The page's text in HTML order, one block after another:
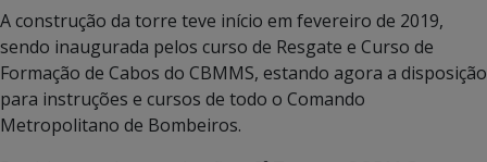
A construção da torre teve início em fevereiro de 2019,
sendo inaugurada pelos curso de Resgate e Curso de
Formação de Cabos do CBMMS, estando agora a disposição
para instruções e cursos de todo o Comando
Metropolitano de Bombeiros.